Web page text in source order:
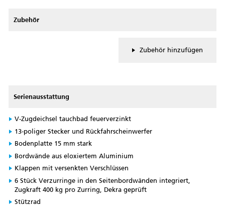
Zubehör
Zubehör hinzufügen
Serienausstattung
V-Zugdeichsel tauchbad feuerverzinkt
13-poliger Stecker und Rückfahrscheinwerfer
Bodenplatte 15 mm stark
Bordwände aus eloxiertem Aluminium
Klappen mit versenkten Verschlüssen
6 Stück Verzurringe in den Seitenbordwänden integriert,
Zugkraft 400 kg pro Zurring, Dekra geprüft
Stützrad